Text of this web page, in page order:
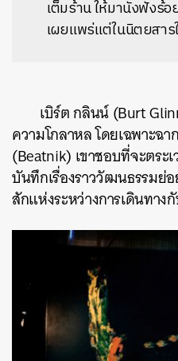
เต็มร้าน ให้มานั่งฟัง
เผยแพร่แต่ในนิตยสา
เบิร์ต กลินน์ (Burt
ความโกลาหล โดยเฉพาะฉ
(Beatnik) เขาชอบที่จะตระ
บันทึกเรื่องราววัฒนธรรมย่
สักแห่งระหว่างการเดินทาง